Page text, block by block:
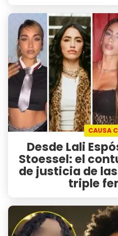
CAUSA
Desde Lali
Stoessel: el
de justicia de
triple